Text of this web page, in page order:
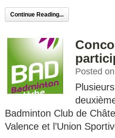
Continue Reading...
Posted
Badminton Club de
Valence et l’Union